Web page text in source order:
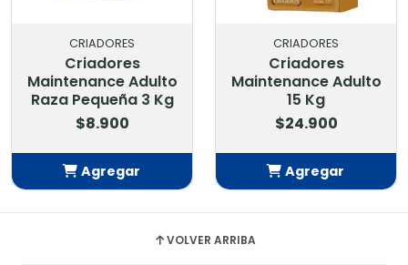
CRIADORES
Criadores
Maintenance Adulto
Raza Pequeña 3 Kg
$8.900
Agregar
CRIADORES
Criadores
Maintenance Adulto
15 Kg
$24.900
Agregar
VOLVER ARRIBA